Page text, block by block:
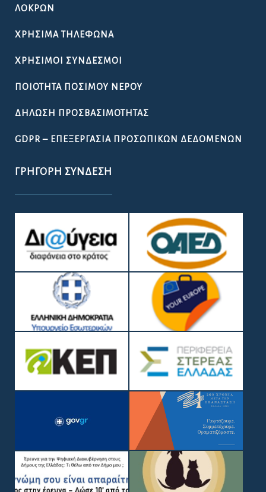
ΛΟΚΡΏΝ
ΧΡΉΣΙΜΑ ΤΗΛΈΦΩΝΑ
ΧΡΉΣΙΜΟΙ ΣΎΝΔΕΣΜΟΙ
ΠΟΙΌΤΗΤΑ ΠΌΣΙΜΟΥ ΝΕΡΟΎ
ΔΉΛΩΣΗ ΠΡΟΣΒΑΣΙΜΌΤΗΤΑΣ
GDPR – ΕΠΕΞΕΡΓΑΣΙΑ ΠΡΟΣΩΠΙΚΩΝ ΔΕΔΟΜΕΝΩΝ
ΓΡΉΓΟΡΗ ΣΎΝΔΕΣΗ